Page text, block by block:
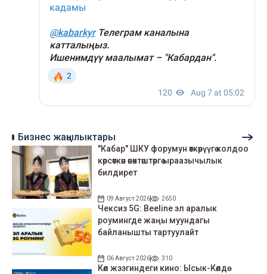
Бизнес жаңылыктары
"Кабар" ШКУ форумун өткөрүүгө колдоо
көрсөткөн өнөктөштөргө ыраазычылык
билдирет
09 Август 2026 2650
Чексиз 5G: Beeline эл аралык
роумингде жаңы муундагы
байланышты тартуулайт
06 Август 2026 310
Көл жээгиндеги кино: Ысык-Көлдө